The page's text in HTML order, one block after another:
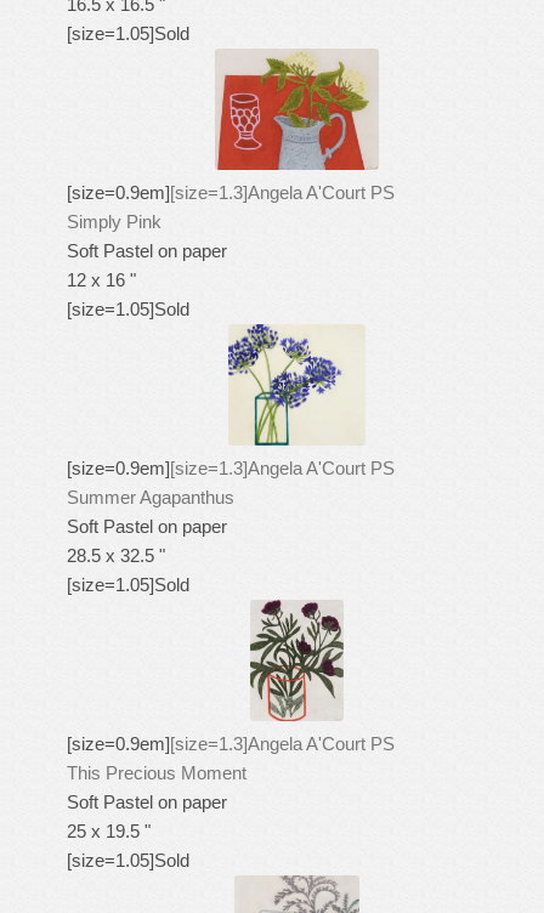
16.5 x 16.5 "
[size=1.05]Sold
[size=0.9em][size=1.3]Angela A'Court PS
Simply Pink
Soft Pastel on paper
12 x 16 "
[size=1.05]Sold
[size=0.9em][size=1.3]Angela A'Court PS
Summer Agapanthus
Soft Pastel on paper
28.5 x 32.5 "
[size=1.05]Sold
[size=0.9em][size=1.3]Angela A'Court PS
This Precious Moment
Soft Pastel on paper
25 x 19.5 "
[size=1.05]Sold